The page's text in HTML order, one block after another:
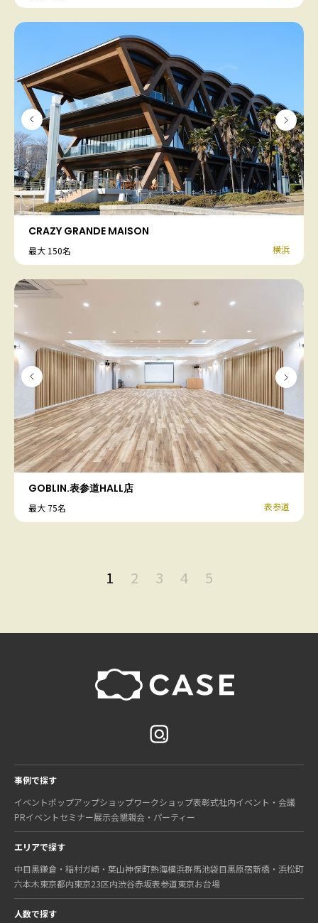
CRAZY GRANDE MAISON
最大 150名 横浜
GOBLIN.表参道HALL店
最大 75名 表参道
1 2 3 4 5
事例で探す
イベントポップアップショップワークショップ表彰式社内イベント・会議
PRイベントセミナー展示会懇親会・パーティー
エリアで探す
中目黒鎌倉・稲村ガ崎・葉山神保町熱海横浜群馬池袋目黒原宿新橋・浜松町
六本木東京都内東京23区内渋谷赤坂表参道東京お台場
人数で探す